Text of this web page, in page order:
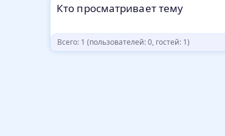
Кто просматривает тему
Всего: 1 (пользователей: 0, гостей: 1)